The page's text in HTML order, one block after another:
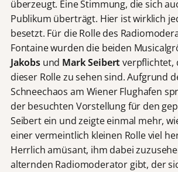
überzeugt. Eine Stimmung, die sich
Publikum überträgt. Hier ist wirklich
besetzt. Für die Rolle des
Fontaine wurden die beiden
Jakobsund Mark Seibertverpflichtet,
dieser Rolle zu sehen sind. Aufgrund
Schneechaos am Wiener Flughafen
der besuchten Vorstellung für den
Seibert ein und zeigte einmal mehr,
einer vermeintlich kleinen Rolle viel
Herrlich amüsant, ihm dabei
alternden Radiomoderator gibt, der